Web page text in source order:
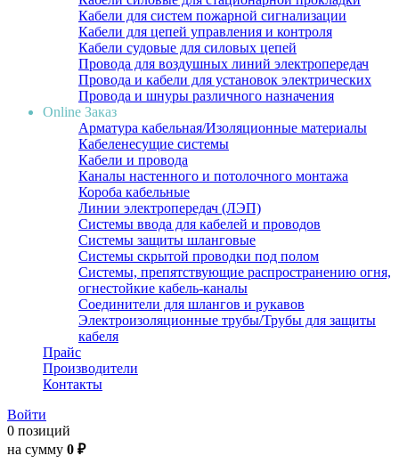
Кабели для систем пожарной сигнализации
Кабели для цепей управления и контроля
Кабели судовые для силовых цепей
Провода для воздушных линий электропередач
Провода и кабели для установок электрических
Провода и шнуры различного назначения
Online Заказ
Арматура кабельная/Изоляционные материалы
Кабеленесущие системы
Кабели и провода
Каналы настенного и потолочного монтажа
Короба кабельные
Линии электропередач (ЛЭП)
Системы ввода для кабелей и проводов
Системы защиты шланговые
Системы скрытой проводки под полом
Системы, препятствующие распространению огня,
огнестойкие кабель-каналы
Соединители для шлангов и рукавов
Электроизоляционные трубы/Трубы для защиты
кабеля
Прайс
Производители
Контакты
Войти
0 позиций
на сумму 0 ₽